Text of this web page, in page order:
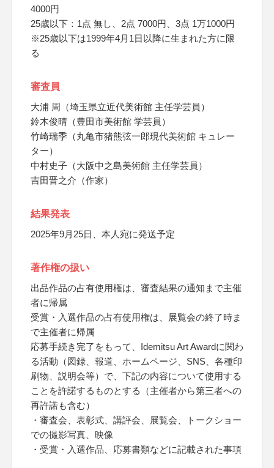
4000円
25歳以下：1点 無し、2点 7000円、3点 1万1000円
※25歳以下は1999年4月1日以降に生まれた方に限
る
審査員
大浦 周（埼玉県立近代美術館 主任学芸員）
鈴木俊晴（豊田市美術館 学芸員）
竹崎瑞季（丸亀市猪熊弦一郎現代美術館 キュレー
ター）
中村史子（大阪中之島美術館 主任学芸員）
吉田晋之介（作家）
結果発表
2025年9月25日、本人宛に発送予定
著作権の扱い
出品作品の占有使用権は、審査結果の通知まで主催
者に帰属
受賞・入選作品の占有使用権は、展覧会の終了時ま
で主催者に帰属
応募手続き完了をもって、Idemitsu Art Awardに関わ
る活動（図録、報道、ホームページ、SNS、各種印
刷物、説明会等）で、下記の内容について使用する
ことを許諾するものとする（主催者から第三者への
再許諾も含む）
・審査会、表彰式、講評会、展覧会、トークショー
での撮影写真、映像
・受賞・入選作品、応募書類などに記載された事項